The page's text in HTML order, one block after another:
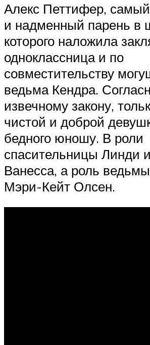
Алекс Петтифер,
и надменный парень в
которого наложила
одноклассница и по
совместительству
ведьма Кендра.
извечному закону,
чистой и доброй
бедного юношу. В роли
спасительницы Линди
Ванесса, а роль
Мэри-Кейт Олсен.